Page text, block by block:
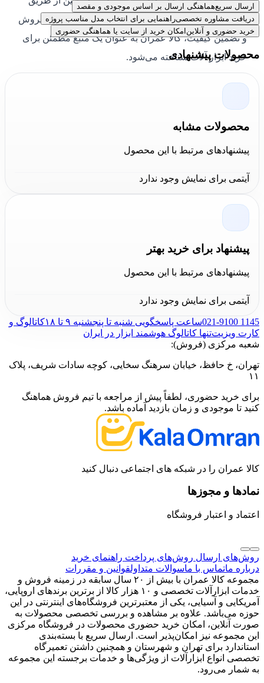
وب‌سایت کالا عمران تهیه کنند. با ارائه خدمات پس از فروش
و تضمین کیفیت، کالا عمران به عنوان یک منبع مطمئن برای
خرید ابزار آلات شناخته می‌شود.
جمع‌بندی کارشناسان کالا عمران درباره دستگاه
دمنده و مکنده ویدو مدل WD050210450:
کارشناسان کالا عمران
ویدورا به عنوان ابزاری باکیفیت و کارآمد در زمینه‌های
کرده است. اما، برخی از کاربران ممکن است به قدرت
بیشتر یا قابلیت‌های اضافی نیاز داشته باشند که در این مدل
موجود نیست. در نهایت، فروشگاه
قرار می‌دهد.
ارسال سریعهماهنگی ارسال بر اساس موجودی و مقصد
دریافت مشاوره تخصصیراهنمایی برای انتخاب مدل مناسب پروژه
خرید حضوری و آنلاین امکان خرید از سایت یا هماهنگی حضوری
محصولات پیشنهادی
محصولات مشابه
پیشنهادهای مرتبط با این محصول
آیتمی برای نمایش وجود ندارد
پیشنهاد برای خرید بهتر
پیشنهادهای مرتبط با این محصول
آیتمی برای نمایش وجود ندارد
021-9100 1145ساعت پاسخگویی شنبه تا پنجشنبه ۹ تا ۱۸
کاتالوگ و
کارت ویزیتتنها کاتالوگ هوشمند ابزار در ایران
شعبه مرکزی (فروش):
تهران، خ حافظ، خیابان سرهنگ سخایی، کوچه سادات شریف، پلاک
۱۱
برای خرید حضوری، لطفاً پیش از مراجعه با تیم فروش هماهنگ
کنید تا موجودی و زمان بازدید آماده باشد.
کالا عمران را در شبکه های اجتماعی دنبال کنید
نمادها و مجوزها
اعتماد و اعتبار فروشگاه
روش‌های ارسال روش‌های پرداخت راهنمای خرید
درباره ماتماس با ماسوالات متداولقوانین و مقررات
مجموعه کالا عمران با بیش از ۲۰ سال سابقه در زمینه فروش و
خدمات ابزارآلات تخصصی و ۱۰ هزار کالا از برترین برندهای اروپایی،
آمریکایی و آسیایی، یکی از معتبرترین فروشگاه‌های اینترنتی در این
حوزه می‌باشد. علاوه بر مشاهده و بررسی تخصصی محصولات به
صورت آنلاین، امکان خرید حضوری محصولات در فروشگاه مرکزی
این مجموعه نیز امکان‌پذیر است. ارسال سریع با بسته‌بندی
استاندارد برای تهران و شهرستان و همچنین داشتن تعمیرگاه
تخصصی انواع ابزارآلات از ویژگی‌ها و خدمات برجسته این مجموعه
به شمار می‌رود.